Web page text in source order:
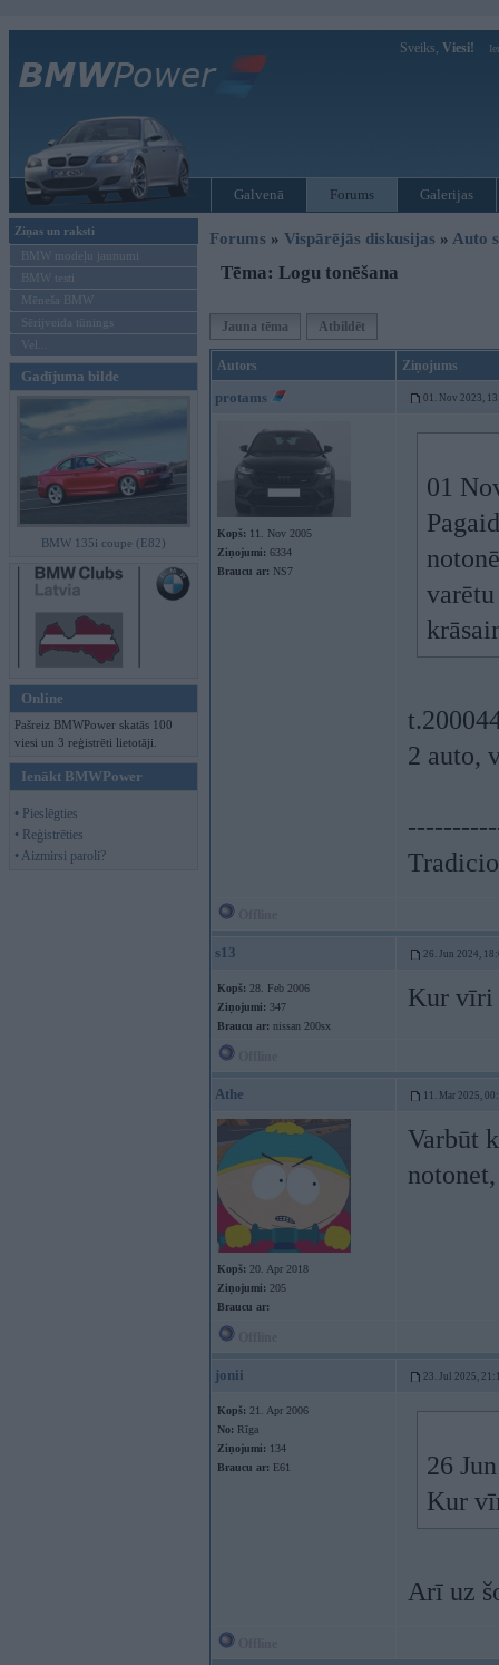
Sveiks, Viesi!
Galvenā Forums Galerijas
Ziņas un raksti
BMW modeļu jaunumi
BMW testi
Mēneša BMW
Sērijveida tūnings
Vel...
Gadījuma bilde
BMW 135i coupe (E82)
Online
Pašreiz BMWPower skatās 100
viesi un 3 reģistrēti lietotāji.
Ienākt BMWPower
• Pieslēgties
• Reģistrēties
• Aizmirsi paroli?
Forums » Vispārējās diskusijas » Auto
Tēma: Logu tonēšana
Jauna tēma Atbildēt
Autors Ziņojums
protams 01. Nov 2023,
Kopš: 11. Nov 2005
Ziņojumi: 6334
Braucu ar: NS7
01
2 auto,
s13 26. Jun 2024,
Kopš: 28. Feb 2006
Ziņojumi: 347
Braucu ar: nissan 200sx
Kur vīri
Athe 11. Mar 2025,
Kopš: 20. Apr 2018
Ziņojumi: 205
Braucu ar:
Varbūt
jonii 23. Jul 2025,
Kopš: 21. Apr 2006
No: Rīga
Ziņojumi: 134
Braucu ar: E61
26
Kur
Arī uz